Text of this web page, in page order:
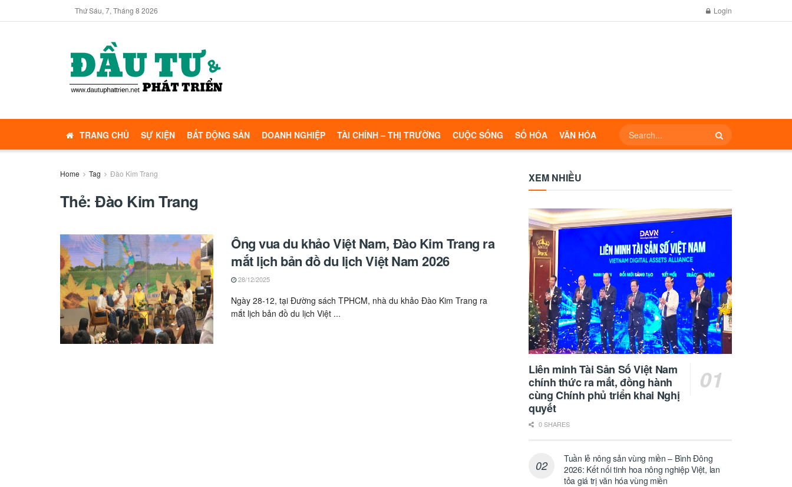
Thứ Sáu, 7, Tháng 8 2026 Login
TRANG CHỦ SỰ KIỆN BẤT ĐỘNG SẢN DOANH NGHIỆP TÀI CHÍNH – THỊ TRƯỜNG CUỘC SỐNG SỐ HÓA VĂN HÓA
Home Tag Đào Kim Trang
Thẻ:Đào Kim Trang
Ông vua du khảo Việt Nam, Đào Kim Trang ra
mắt lịch bản đồ du lịch Việt Nam 2026
28/12/2025
Ngày 28-12, tại Đường sách TPHCM, nhà du khảo Đào Kim Trang ra
mắt lịch bản đồ du lịch Việt ...
XEM NHIỀU
Liên minh Tài Sản Số Việt Nam
chính thức ra mắt, đồng hành
cùng Chính phủ triển khai Nghị
quyết
0 SHARES
Tuần lễ nông sản vùng miền – Bình Đông
2026: Kết nối tinh hoa nông nghiệp Việt, lan
tỏa giá trị văn hóa vùng miền